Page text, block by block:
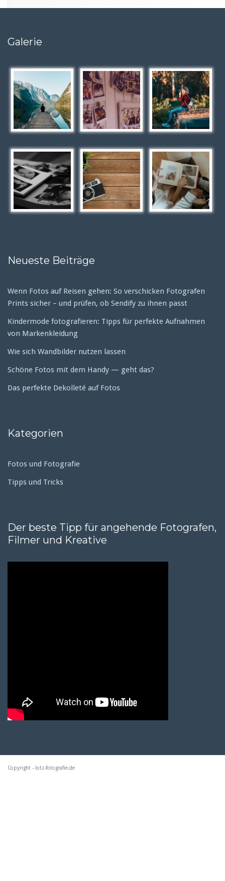
Galerie
Neueste Beiträge
Wenn Fotos auf Reisen gehen: So verschicken Fotografen
Prints sicher – und prüfen, ob Sendify zu ihnen passt
Kindermode fotografieren: Tipps für perfekte Aufnahmen
von Markenkleidung
Wie sich Wandbilder nutzen lassen
Schöne Fotos mit dem Handy — geht das?
Das perfekte Dekolleté auf Fotos
Kategorien
Fotos und Fotografie
Tipps und Tricks
Der beste Tipp für angehende Fotografen,
Filmer und Kreative
Copyright - lotz-fotografie.de